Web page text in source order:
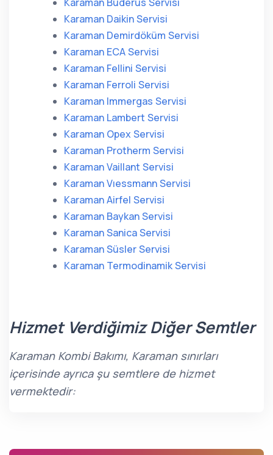
Karaman Daikin Servisi
Karaman Demirdöküm Servisi
Karaman ECA Servisi
Karaman Fellini Servisi
Karaman Ferroli Servisi
Karaman Immergas Servisi
Karaman Lambert Servisi
Karaman Opex Servisi
Karaman Protherm Servisi
Karaman Vaillant Servisi
Karaman Vıessmann Servisi
Karaman Airfel Servisi
Karaman Baykan Servisi
Karaman Sanica Servisi
Karaman Süsler Servisi
Karaman Termodinamik Servisi
Hizmet Verdiğimiz Diğer Semtler
Karaman Kombi Bakımı, Karaman sınırları
içerisinde ayrıca şu semtlere de hizmet
vermektedir: